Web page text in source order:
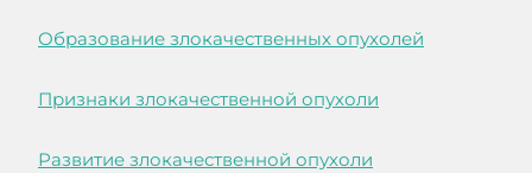
Образование злокачественных опухолей
Признаки злокачественной опухоли
Развитие злокачественной опухоли